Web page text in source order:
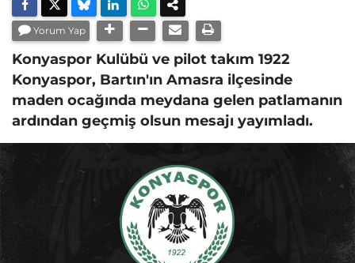
Yorum Yap
Konyaspor Kulübü ve pilot takım 1922
Konyaspor, Bartın'ın Amasra ilçesinde
maden ocağında meydana gelen patlamanın
ardından geçmiş olsun mesajı yayımladı.